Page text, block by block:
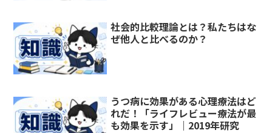
社会的比較理論とは？私たちはな
ぜ他人と比べるのか？
うつ病に効果がある心理療法はど
れだ！「ライフレビュー療法が最
も効果を示す」｜2019年研究